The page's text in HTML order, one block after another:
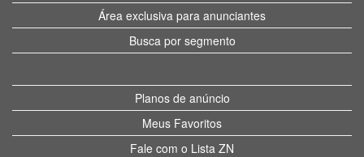
Área exclusiva para anunciantes
Busca por segmento
Planos de anúncio
Meus Favoritos
Fale com o Lista ZN